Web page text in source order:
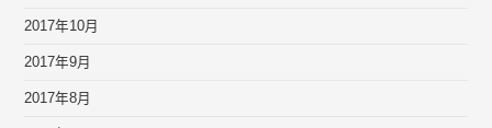
2017年10月
2017年9月
2017年8月